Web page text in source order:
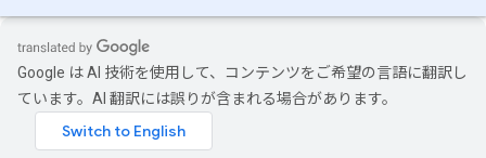
Google は AI 技術を使用して、コンテンツをご希望の言語に翻訳し
ています。AI 翻訳には誤りが含まれる場合があります。